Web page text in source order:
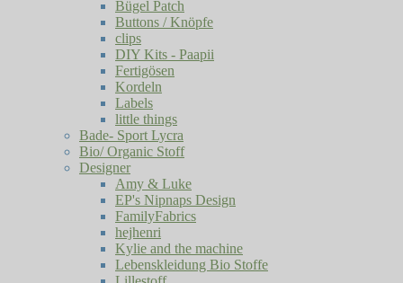
Bügel Patch
Buttons / Knöpfe
clips
DIY Kits - Paapii
Fertigösen
Kordeln
Labels
little things
Bade- Sport Lycra
Bio/ Organic Stoff
Designer
Amy & Luke
EP's Nipnaps Design
FamilyFabrics
hejhenri
Kylie and the machine
Lebenskleidung Bio Stoffe